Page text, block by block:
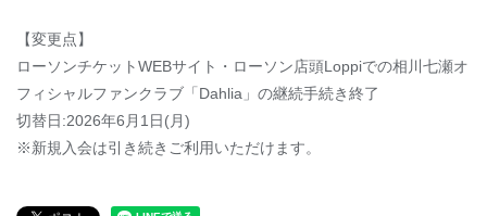
【変更点】
ローソンチケットWEBサイト・ローソン店頭Loppiでの相川七瀬オ
フィシャルファンクラブ「Dahlia」の継続手続き終了
切替日:2026年6月1日(月)
※新規入会は引き続きご利用いただけます。